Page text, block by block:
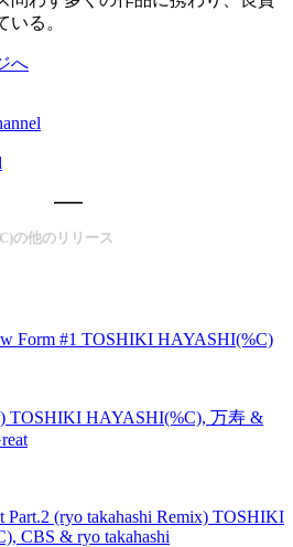
いる。
へ
の他のリリース
Form #1 TOSHIKI HAYASHI(%C)
TOSHIKI HAYASHI(%C), 万寿 &
Part.2 (ryo takahashi Remix) TOSHIKI
CBS & ryo takahashi